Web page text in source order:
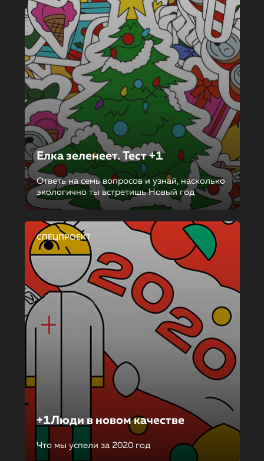
Елка зеленеет. Тест +1
Ответь на семь вопросов и узнай, насколько
экологично ты встретишь Новый год
СПЕЦПРОЕКТ
+1Люди в новом качестве
Что мы успели за 2020 год